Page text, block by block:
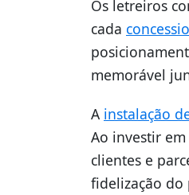
Os letreiros
cada
memorável
A instalação
Ao investir
clientes e
fidelização do